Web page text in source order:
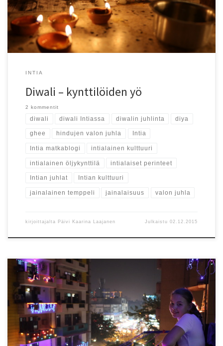
INTIA
Diwali – kynttilöiden yö
2 kommentit
diwali diwali Intiassa diwalin juhlinta diya
ghee hindujen valon juhla Intia
Intia matkablogi intialainen kulttuuri
intialainen öljykynttilä intialaiset perinteet
Intian juhlat Intian kulttuuri
jainalainen temppeli jainalaisuus valon juhla
kirjoittajalta Päivi Kaarina Laajanen Julkaistu02.12.2015
Olen onnellinen, että saimme kokea diwalin Intiassa. Saavuimme
muutamaa päivää aiemmin osallistuaksemme paitsi juhlan
viettoon, myös sen valmisteluun.